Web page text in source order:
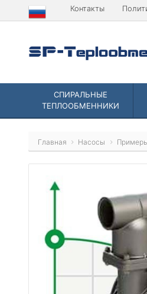
Контакты
СПИРАЛЬНЫЕ
ТЕПЛООБМЕННИКИ
Главная Насосы